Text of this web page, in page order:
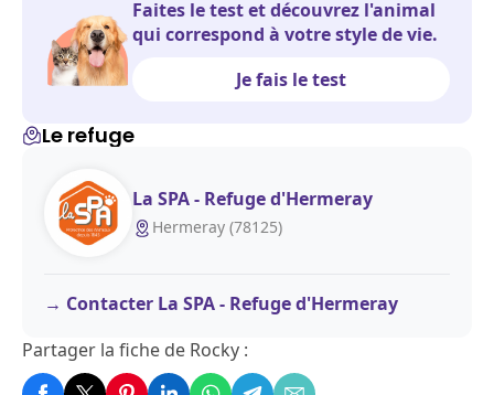
Faites le test et découvrez l'animal
qui correspond à votre style de vie.
Je fais le test
Le refuge
La SPA - Refuge d'Hermeray
Hermeray (78125)
Contacter La SPA - Refuge d'Hermeray
Partager la fiche de Rocky :